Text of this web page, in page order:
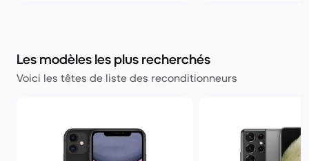
Les modèles les plus recherchés
Voici les têtes de liste des reconditionneurs